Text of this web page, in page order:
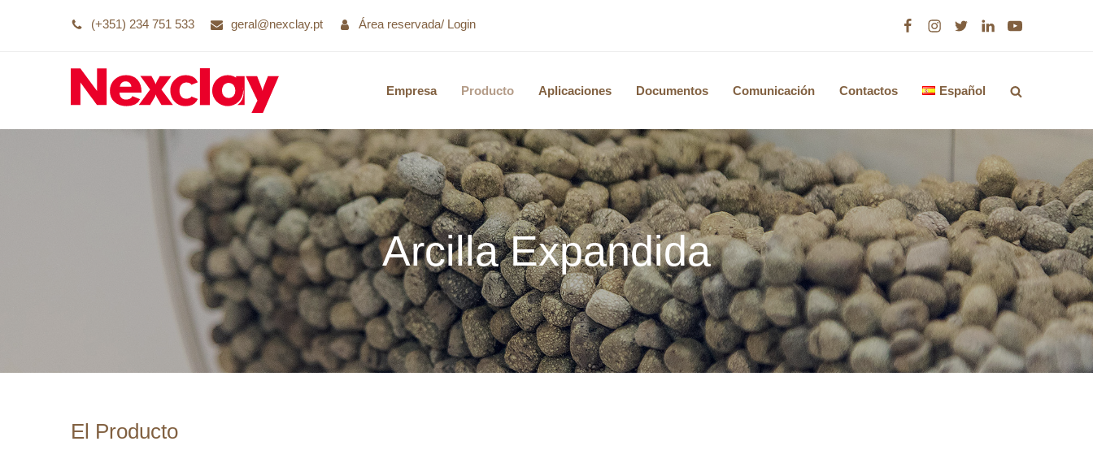
(+351) 234 751 533 geral@nexclay.pt Área reservada/ Login FacebookInstagram
TwitterLinkedIn
Empresa Producto Aplicaciones Documentos Comunicación Contactos Español
Arcilla Expandida
El Producto